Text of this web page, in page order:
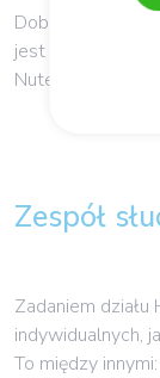
Dobre
jest
Nutergia.
Zespół
Zadaniem
indywidualnych,
To między innymi: